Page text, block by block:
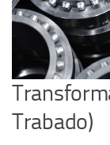
Trabado)